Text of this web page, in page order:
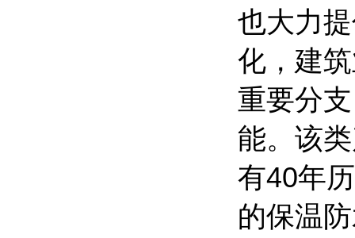
也大力
化，建
重要分
能。该
有40年
的保温